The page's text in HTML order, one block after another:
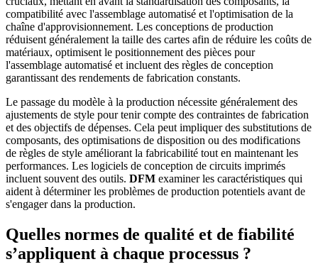
compatibilité avec l'assemblage automatisé et l'optimisation de la
chaîne d'approvisionnement. Les conceptions de production
réduisent généralement la taille des cartes afin de réduire les coûts de
matériaux, optimisent le positionnement des pièces pour
l'assemblage automatisé et incluent des règles de conception
garantissant des rendements de fabrication constants.
Le passage du modèle à la production nécessite généralement des
ajustements de style pour tenir compte des contraintes de fabrication
et des objectifs de dépenses. Cela peut impliquer des substitutions de
composants, des optimisations de disposition ou des modifications
de règles de style améliorant la fabricabilité tout en maintenant les
performances. Les logiciels de conception de circuits imprimés
incluent souvent des outils. DFM examiner les caractéristiques qui
aident à déterminer les problèmes de production potentiels avant de
s'engager dans la production.
Quelles normes de qualité et de fiabilité
s’appliquent à chaque processus ?